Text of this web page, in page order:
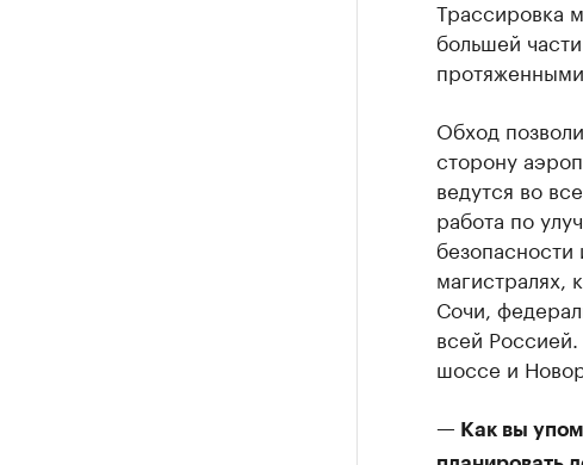
Трассировка
большей
Обход
сторону
ведутся во
работа по
магистралях,
Сочи,
всей
шоссе и
— Как вы